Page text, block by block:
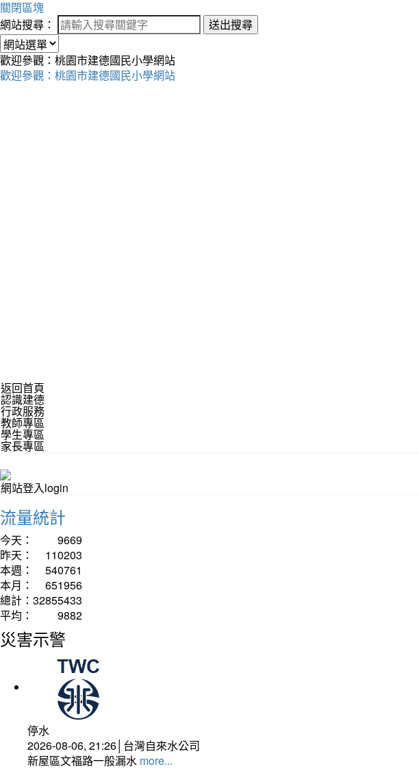
關閉區塊
網站搜尋：
送出搜尋
歡迎參觀：桃園市建德國民小學網站
歡迎參觀：桃園市建德國民小學網站
返回首頁
認識建德
行政服務
教師專區
學生專區
家長專區
網站登入login
流量統計
今天：
9669
昨天：
110203
本週：
540761
本月：
651956
總計： 32855433
平均：
9882
災害示警
停水
2026-08-06, 21:26│台灣自來水公司
新屋區文福路一般漏水 more...